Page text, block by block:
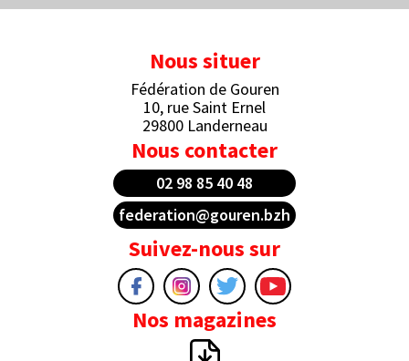
Nous situer
Fédération de Gouren
10, rue Saint Ernel
29800 Landerneau
Nous contacter
02 98 85 40 48
federation@gouren.bzh
Suivez-nous sur
Nos magazines